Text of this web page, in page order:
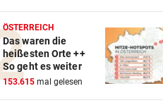
ÖSTERREICH
Das waren die
heißesten Orte ++
So geht es weiter
153.615 mal gelesen